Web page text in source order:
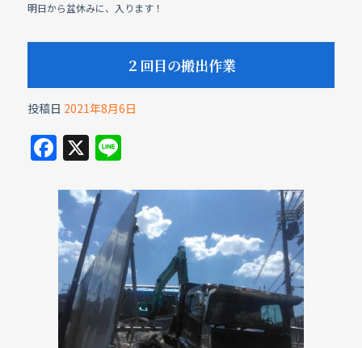
明日から盆休みに、入ります！
２回目の搬出作業
投稿日 2021年8月6日
F
a
c
e
b
o
o
k
X Li
e